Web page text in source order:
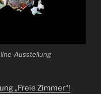
Ausstellung
„Freie Zimmer“!